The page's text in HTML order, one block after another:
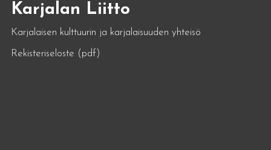
Karjalan Liitto
Karjalaisen kulttuurin ja karjalaisuuden yhteisö
Rekisteriseloste (pdf)